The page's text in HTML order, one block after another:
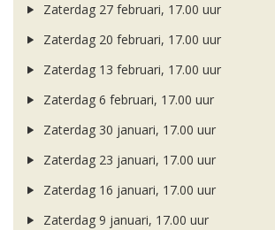
Zaterdag 27 februari, 17.00 uur
Zaterdag 20 februari, 17.00 uur
Zaterdag 13 februari, 17.00 uur
Zaterdag 6 februari, 17.00 uur
Zaterdag 30 januari, 17.00 uur
Zaterdag 23 januari, 17.00 uur
Zaterdag 16 januari, 17.00 uur
Zaterdag 9 januari, 17.00 uur